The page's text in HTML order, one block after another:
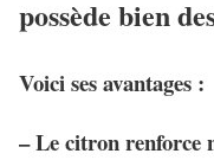
possède bien
Voici ses avantages :
– Le citronrenforce